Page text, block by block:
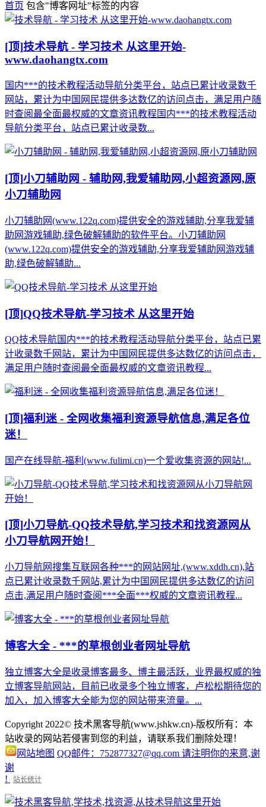
首页 包含"博客网址"标签的内容
[顶]技术导航 - 学习技术 从这里开始-
www.daohangtx.com
国内***的技术教程活动导航分类平台，站点已累计收录数千
网站，累计为中国网民提供多达数亿的访问点击，满足用户随
时查阅最全面最权威的文章资讯教程国内***的技术教程活动
导航分类平台，站点已累计收录数...
[顶]小刀辅助网 - 辅助网,我爱辅助网,小超资源网,原
小刀辅助网
小刀辅助网(www.122q.com)提供安全的游戏辅助,分享我爱辅
助网游戏辅助,绿色破解辅助的软件平台。小刀辅助网
(www.122q.com)提供安全的游戏辅助,分享我爱辅助网游戏辅
助,绿色破解辅助...
[顶]QQ技术导航-学习技术 从这里开始
QQ技术导航国内***的技术教程活动导航分类平台，站点已累
计收录数千网站，累计为中国网民提供多达数亿的访问点击，
满足用户随时查阅最全面最权威的文章资讯教程...
[顶]福利迷 - 全网收集福利资源导航信息,满足各位
迷！
国产在线导航-福利(www.fulimi.cn)一个爱收集资源的网站!...
[顶]小刀导航-QQ技术导航,学习技术和找资源网从
小刀导航网开始！
小刀导航网搜集互联网各种***的网站网址,(www.xddh.cn),站
点已累计收录数千网站,累计为中国网民提供多达数亿的访问
点击,满足用户随时查阅***全面***权威的文章资讯教程...
博客大全 - ***的草根创业者网址导航
独立博客大全是收录博客最多、博主最活跃，业界最权威的独
立博客导航网站，目前已收录多个独立博客，卢松松期待您的
加入，加入博客大全能为您的网站带来流量。...
Copyright 2022© 技术黑客导航(www.jshkw.cn)-版权所有：本
站收录的网站若侵害到您的利益，请联系我们删除处理！
网站地图 QQ邮件：752877327@qq.com 请注明你的来意,谢
谢
!
站长统计